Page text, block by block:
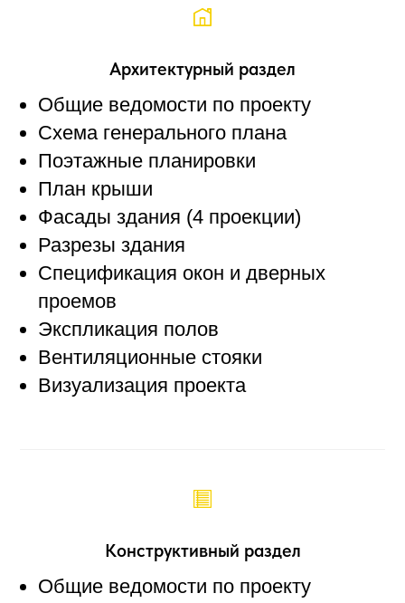
Архитектурный раздел
Общие ведомости по проекту
Схема генерального плана
Поэтажные планировки
План крыши
Фасады здания (4 проекции)
Разрезы здания
Спецификация окон и дверных
проемов
Экспликация полов
Вентиляционные стояки
Визуализация проекта
Конструктивный раздел
Общие ведомости по проекту